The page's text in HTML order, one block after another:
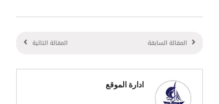
المقالة السابقة المقالة التالية
ادارة الموقع